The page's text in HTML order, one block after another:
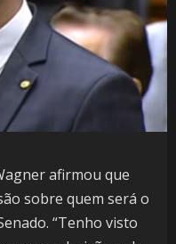
afirmou que
sobre quem será o
“Tenho visto